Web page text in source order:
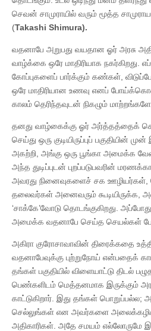
செவன் சாமுராயில் வரும் மூத்த
(Takashi Shimura).
வதனாபே அறுபது வயதான ஓர் அரசு
வாழ்க்கை ஒரே மாதிரியாக நகர்கிறது.
கோப்புகளைப் பார்க்கும் கண்கள்,
ஒரே மாதிரியான உணவு எனப்
காலம் தெரிந்தவுடன் நிகழும்
தனது வாழ்கைக்கு ஓர் அர்த்தத்தைக்
செய்து ஒரு குடியிருப்புப் பகுதியின்
அகற்றி, அங்கு ஒரு பூங்கா அமைக்க
அந்த துடிப்புடன் புறப்படுபவரின்
அவரது நினைவுகளைச் சக ஊழியர்கள்,
தலைவர்கள் அனைவரும் கூடியிருக்க,
‘சாக்கே’வோடு தொடங்குகிறது.
அமைக்க வதனாபே செய்த செயல்கள்
அகிரா குரோசாவாவின் திரைக்கதை உத்தி
வதனாபேவுக்கு புற்றுநோய் என்பதைக்
தங்கள் பகுதியில் விளையாட்டு திடல்
பெண்களிடம் மெத்தனமாக இருக்கும்
காட்டுகிறார். இது தங்கள் பொறுப்பல்ல;
செல்லுங்கள் என அவர்களை
அதிகாரிகள். அதே சமயம் எல்லோருமே